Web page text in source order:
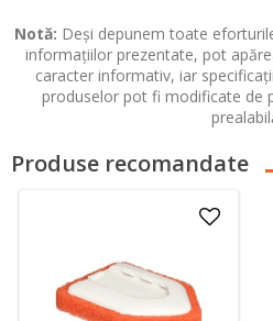
Notă: Deși depunem toate
informațiilor prezentate, pot
caracter informativ, iar
produselor pot fi modificate de
Produse recomandate